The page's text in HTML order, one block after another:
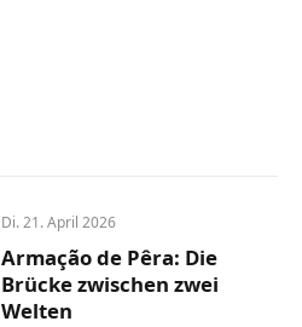
Di. 21. April 2026
Armação de Pêra: Die
Brücke zwischen zwei
Welten